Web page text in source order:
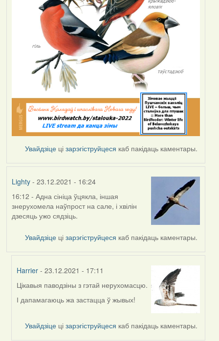
Увайдзіце цізарэгіструйцеся каб пакідаць каментары.
Lighty- 23.12.2021 - 16:24
16:12 - Адна сініца ўцякла, іншая
знерухомела наўпрост на сале, і хвілін
дзесяць ужо сядзіць.
Увайдзіце цізарэгіструйцеся каб пакідаць каментары.
Harrier - 23.12.2021 - 17:11
In
reply
Lighty
Цікавыя паводзіны з гэтай нерухомасцю.
І дапамагаюць жа застацца ў жывых!
Увайдзіце цізарэгіструйцеся каб пакідаць каментары.